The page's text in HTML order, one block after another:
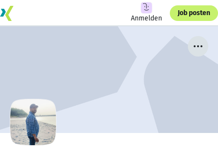
Anmelden
Job posten